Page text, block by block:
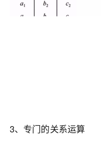
3、专门的关系运算